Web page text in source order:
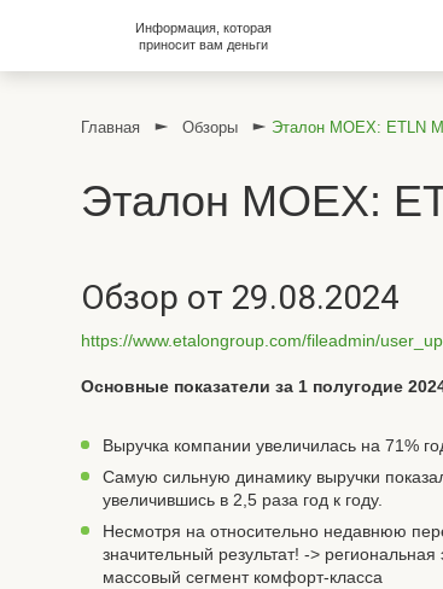
Информация, которая
приносит вам деньги
Главная Обзоры Эталон MOEX: ETLN
Эталон MOEX:
Обзор от 29.08.2024
https://www.etalongroup.com/fileadmin/
Основные показатели за 1 полугодие
Выручка компании увеличилась на 71%
Самую сильную динамику выручки
увеличившись в 2,5 раза год к году.
Несмотря на относительно недавнюю
значительный результат! ->
массовый сегмент комфорт-класса